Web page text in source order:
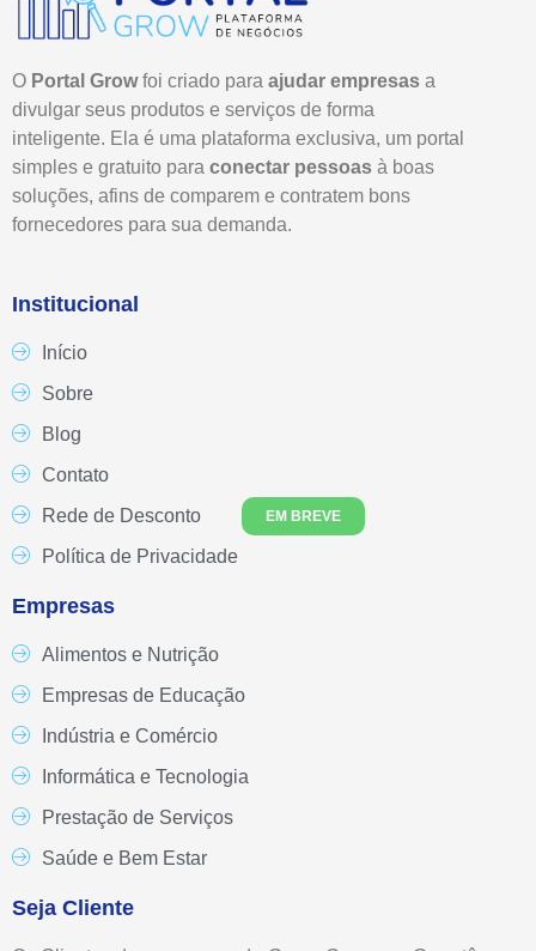
O Portal Growfoi criado para ajudar empresas a
divulgar seus produtos e serviços de forma
inteligente. Ela é uma plataforma exclusiva, um portal
simples e gratuito para conectar pessoas à boas
soluções, afins de comparem e contratem bons
fornecedores para sua demanda.
Institucional
EM BREVE
Início
Sobre
Blog
Contato
Rede de Desconto
Política de Privacidade
Empresas
Alimentos e Nutrição
Empresas de Educação
Indústria e Comércio
Informática e Tecnologia
Prestação de Serviços
Saúde e Bem Estar
Seja Cliente